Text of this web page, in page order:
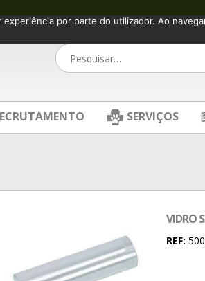
SERVIÇOS
VIDRO
REF:
por parte do utilizador. Ao